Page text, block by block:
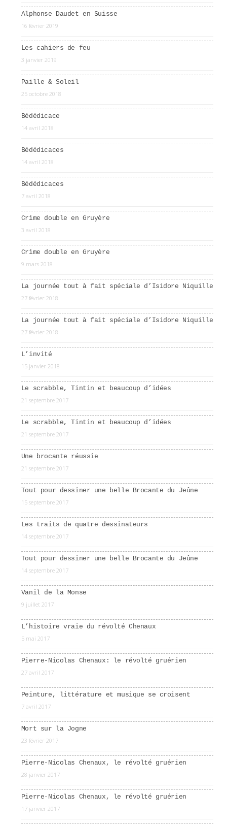
Alphonse Daudet en Suisse
16 février 2019
Les cahiers de feu
3 janvier 2019
Paille & Soleil
25 octobre 2018
Bédédicace
14 avril 2018
Bédédicaces
14 avril 2018
Bédédicaces
7 avril 2018
Crìme double en Gruyère
3 avril 2018
Crìme double en Gruyère
9 mars 2018
La journée tout à fait spéciale d’Isidore Niquille
27 février 2018
La journée tout à fait spéciale d’Isidore Niquille
27 février 2018
L’invité
15 janvier 2018
Le scrabble, Tintin et beaucoup d’idées
21 septembre 2017
Le scrabble, Tintin et beaucoup d’idées
21 septembre 2017
Une brocante réussie
21 septembre 2017
Tout pour dessiner une belle Brocante du Jeûne
15 septembre 2017
Les traits de quatre dessinateurs
14 septembre 2017
Tout pour dessiner une belle Brocante du Jeûne
14 septembre 2017
Vanil de la Monse
9 juillet 2017
L’histoire vraie du révolté Chenaux
5 mai 2017
Pierre-Nicolas Chenaux: le révolté gruérien
27 avril 2017
Peinture, littérature et musique se croisent
7 avril 2017
Mort sur la Jogne
23 février 2017
Pierre-Nicolas Chenaux, le révolté gruérien
28 janvier 2017
Pierre-Nicolas Chenaux, le révolté gruérien
17 janvier 2017